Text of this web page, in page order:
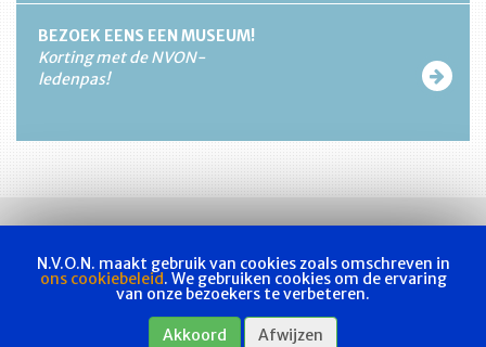
BEZOEK EENS EEN MUSEUM!
Korting met de NVON-
ledenpas!
Actueel Les & examen Bladen
Privacyverklaring
N.V.O.N. maakt gebruik van cookies zoals omschreven in
ons cookiebeleid. We gebruiken cookies om de ervaring
van onze bezoekers te verbeteren.
Akkoord Afwijzen